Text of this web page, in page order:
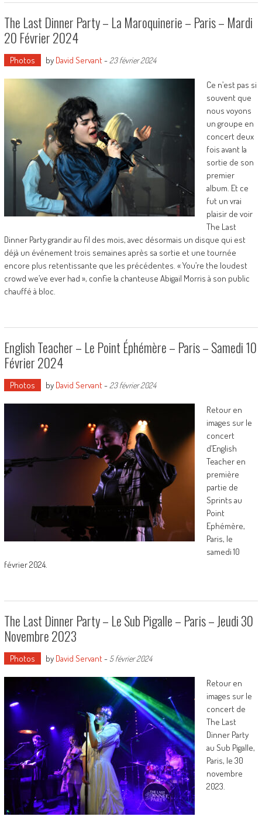
The Last Dinner Party – La Maroquinerie – Paris – Mardi
20 Février 2024
Photos by David Servant- 23 février 2024
Ce n’est pas si
souvent que
nous voyons
un groupe en
concert deux
fois avant la
sortie de son
premier
album. Et ce
fut un vrai
plaisir de voir
The Last
Dinner Party grandir au fil des mois, avec désormais un disque qui est
déjà un événement trois semaines après sa sortie et une tournée
encore plus retentissante que les précédentes. « You’re the loudest
crowd we’ve ever had », confie la chanteuse Abigail Morris à son public
chauffé à bloc.
English Teacher – Le Point Éphémère – Paris – Samedi 10
Février 2024
Photos by David Servant- 23 février 2024
Retour en
images sur le
concert
d’English
Teacher en
première
partie de
Sprints au
Point
Ephémère,
Paris, le
samedi 10
février 2024.
The Last Dinner Party – Le Sub Pigalle – Paris – Jeudi 30
Novembre 2023
Photos by David Servant- 5 février 2024
Retour en
images sur le
concert de
The Last
Dinner Party
au Sub Pigalle,
Paris, le 30
novembre
2023.